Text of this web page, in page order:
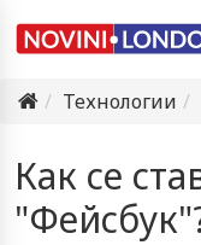
Технологии
Как се